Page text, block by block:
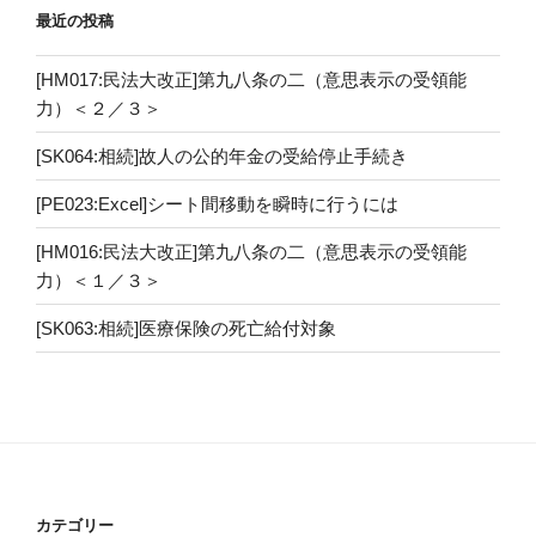
最近の投稿
[HM017:民法大改正]第九八条の二（意思表示の受領能
力）＜２／３＞
[SK064:相続]故人の公的年金の受給停止手続き
[PE023:Excel]シート間移動を瞬時に行うには
[HM016:民法大改正]第九八条の二（意思表示の受領能
力）＜１／３＞
[SK063:相続]医療保険の死亡給付対象
カテゴリー